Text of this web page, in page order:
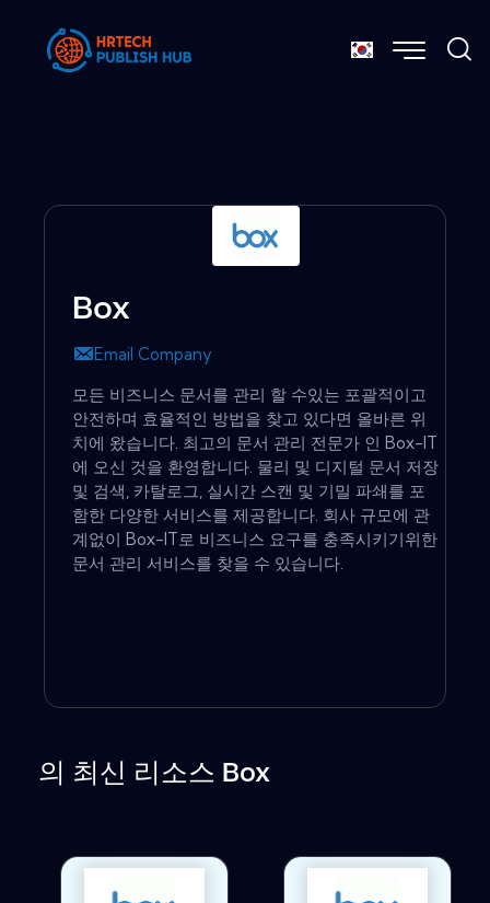
Box
Email Company
모든 비즈니스 문서를 관리 할 수있는 포괄적이고
안전하며 효율적인 방법을 찾고 있다면 올바른 위
치에 왔습니다. 최고의 문서 관리 전문가 인 Box-IT
에 오신 것을 환영합니다. 물리 및 디지털 문서 저장
및 검색, 카탈로그, 실시간 스캔 및 기밀 파쇄를 포
함한 다양한 서비스를 제공합니다. 회사 규모에 관
계없이 Box-IT로 비즈니스 요구를 충족시키기위한
문서 관리 서비스를 찾을 수 있습니다.
의 최신 리소스 Box